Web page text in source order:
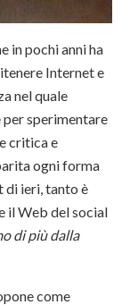
in pochi anni ha
Internet e
nel quale
sperimentare
critica e
ogni forma
di ieri, tanto è
il Web del social
di più dalla
come